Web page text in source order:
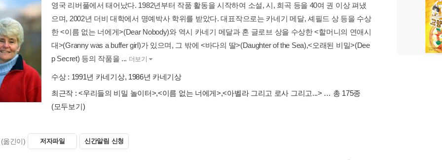
영국 리버풀에서 태어났다. 1982년부터 작품 활동을 시작하여 소설, 시, 희곡 등을 40여 권 이상 펴냈
으며, 2002년 더비 대학에서 명예박사 학위를 받았다. 대표작으로는 카네기 메달, 셰필드 상 등을 수상
한 <이름 없는 너에게>(Dear Nobody)와 역시 카네기 메달과 혼 글로브 상을 수상한 <할머니의 연애시
대>(Granny was a buffer girl)가 있으며, 그 밖에 <바다의 딸>(Daughter of the Sea),<오래된 비밀>(Dee
p Secret) 등의 작품을 ... 더보기
수상 : 1991년 카네기상, 1986년 카네기상
최근작 :<우리들의 비밀 놀이터>,<이름 없는 너에게>,<아벨라 그리고 로사 그리고...> … 총 175종
(모두보기)
(옮긴이) 저자파일 신간알림 신청